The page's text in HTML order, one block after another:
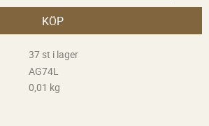
KÖP
37 st i lager
AG74L
0,01 kg